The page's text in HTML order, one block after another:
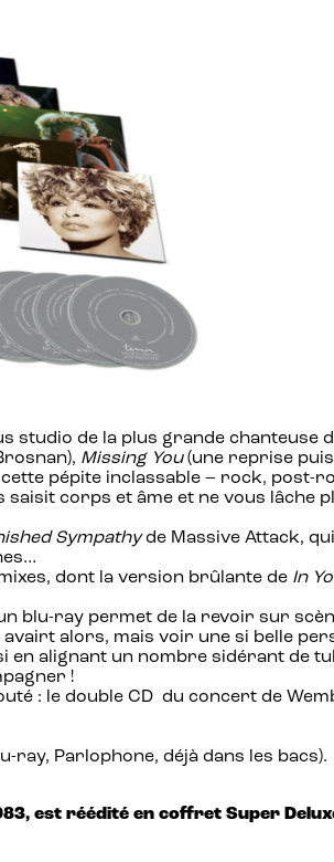
studio de la plus grande
Missing You(une reprise
cette pépite inclassable – rock, post-
corps et âme et ne vous lâche
Sympathyde Massive Attack,
dont la version brûlante de In
blu-ray permet de la revoir sur
alors, mais voir une si belle
en alignant un nombre sidérant de
!
: le double CD du concert de
ray, Parlophone, déjà dans les bacs).
est réédité en coffret Super